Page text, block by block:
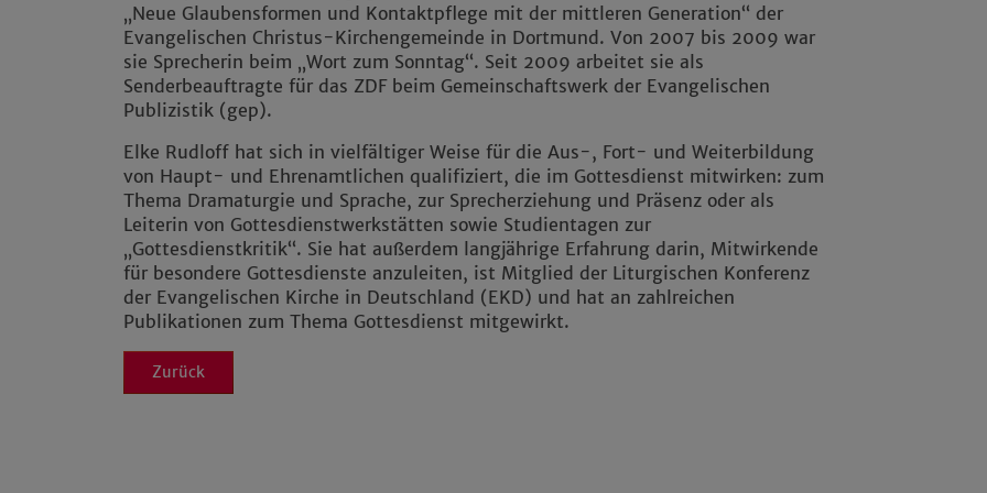
„Neue Glaubensformen und Kontaktpflege mit der mittleren Generation“ der
Evangelischen Christus-Kirchengemeinde in Dortmund. Von 2007 bis 2009 war
sie Sprecherin beim „Wort zum Sonntag“. Seit 2009 arbeitet sie als
Senderbeauftragte für das ZDF beim Gemeinschaftswerk der Evangelischen
Publizistik (gep).
Elke Rudloff hat sich in vielfältiger Weise für die Aus-, Fort- und Weiterbildung
von Haupt- und Ehrenamtlichen qualifiziert, die im Gottesdienst mitwirken: zum
Thema Dramaturgie und Sprache, zur Sprecherziehung und Präsenz oder als
Leiterin von Gottesdienstwerkstätten sowie Studientagen zur
„Gottesdienstkritik“. Sie hat außerdem langjährige Erfahrung darin, Mitwirkende
für besondere Gottesdienste anzuleiten, ist Mitglied der Liturgischen Konferenz
der Evangelischen Kirche in Deutschland (EKD) und hat an zahlreichen
Publikationen zum Thema Gottesdienst mitgewirkt.
Zurück